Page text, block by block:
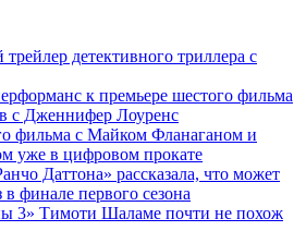
детективного триллера с
к премьере шестого фильма
с Дженнифер Лоуренс
фильма с Майком Фланаганом и
уже в цифровом прокате
Даттона» рассказала, что может
в финале первого сезона
3» Тимоти Шаламе почти не похож